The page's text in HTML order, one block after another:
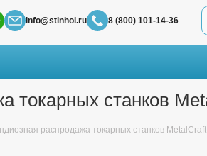
info@stinhol.ru 8 (800) 101-14-36
токарных станков
распродажа токарных станков MetalCraft